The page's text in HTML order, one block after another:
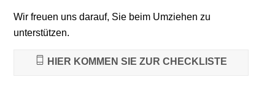
Wir freuen uns darauf, Sie beim Umziehen zu
unterstützen.
HIER KOMMEN SIE ZUR CHECKLISTE